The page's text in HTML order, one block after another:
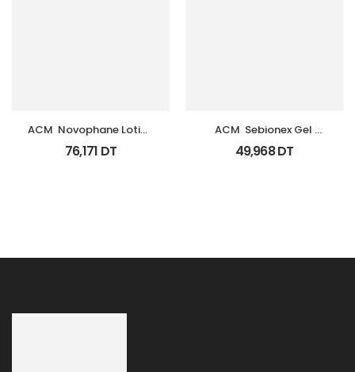
ACM  Novophane Lotion
100Ml
76,171 DT
ACM  Sebionex Gel
Nettoyant Purifiant Fl
200Ml
49,968DT